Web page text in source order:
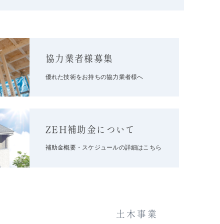
協力業者様募集
優れた技術をお持ちの協力業者様へ
ZEH補助金について
補助金概要・スケジュールの詳細はこちら
土木事業